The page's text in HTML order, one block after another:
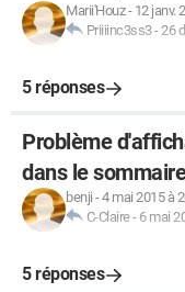
Marii'Houz- 12 janv.
Priiiinc3ss3-26
5 réponses
Problème
dans le sommaire
benji -4 mai 2015 à
C-Claire- 6 mai
5 réponses